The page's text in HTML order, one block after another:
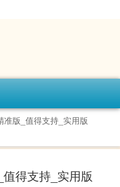
准版_值得支持_实用版
得支持_实用版